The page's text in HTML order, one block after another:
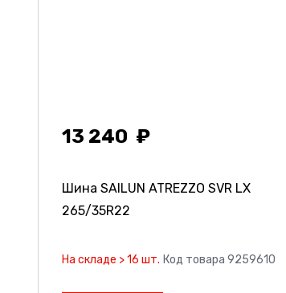
13 240
Шина SAILUN ATREZZO SVR LX
265/35R22
На складе > 16 шт. Код товара 9259610